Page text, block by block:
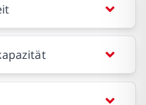
Expertise
Ihrer
Ihnen
wir unser Fach-